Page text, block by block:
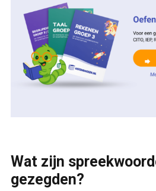
Wat zijn
gezegden?